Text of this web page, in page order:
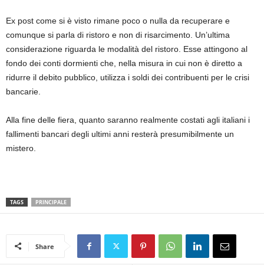
Ex post come si è visto rimane poco o nulla da recuperare e
comunque si parla di ristoro e non di risarcimento. Un’ultima
considerazione riguarda le modalità del ristoro. Esse attingono al
fondo dei conti dormienti che, nella misura in cui non è diretto a
ridurre il debito pubblico, utilizza i soldi dei contribuenti per le crisi
bancarie.
Alla fine delle fiera, quanto saranno realmente costati agli italiani i
fallimenti bancari degli ultimi anni resterà presumibilmente un
mistero.
TAGS PRINCIPALE
Share